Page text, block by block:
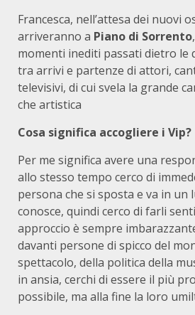
Francesca, nell’attesa dei nuovi
arriveranno a Piano di Sorrento
momenti inediti passati dietro le
tra arrivi e partenze di attori,
televisivi, di cui svela la grande
che artistica
Cosa significa accogliere i Vip?
Per me significa avere una
allo stesso tempo cerco di
persona che si sposta e va in un
conosce, quindi cerco di farli
approccio è sempre
davanti persone di spicco del
spettacolo, della politica della
in ansia, cerchi di essere il più
possibile, ma alla fine la loro